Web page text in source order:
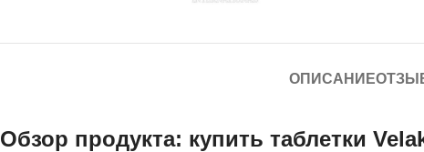
ОПИСАНИЕ
Обзор продукта: купить таблетки